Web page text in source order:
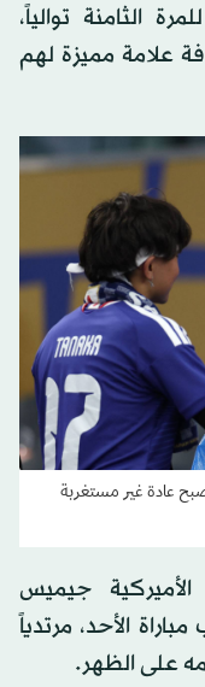
الثامنة توالياً،
علامة مميزة لهم
تصبح عادة غير مستغربة
جيميس
الأحد، مرتدياً
على الظهر.